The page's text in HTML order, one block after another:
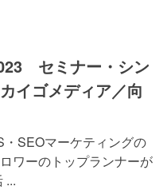
セミナー・シン
イゴメディア／向
SEOマーケティングの
ワーのトップランナーが
...